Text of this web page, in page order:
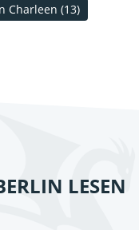
Charleen (13)
LESEN